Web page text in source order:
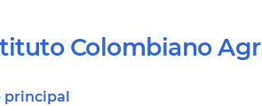
Colombiano
principal